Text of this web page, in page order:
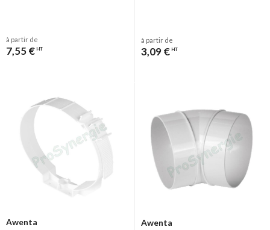
à partir de
7,55 € HT
à partir de
3,09 € HT
Awenta
Awenta